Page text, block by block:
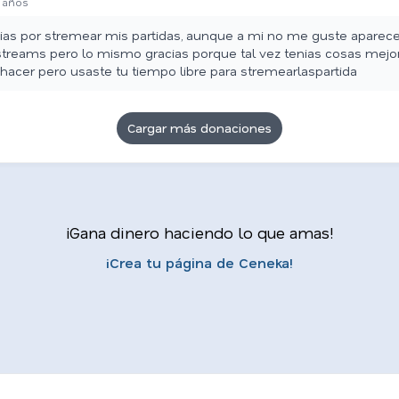
por stremear mis partidas, aunque a mi no me guste
pero lo mismo gracias porque tal vez tenias cosas
pero usaste tu tiempo libre para stremearlaspartida
Cargar más donaciones
¡Gana dinero haciendo lo que amas!
¡Crea tu página de Ceneka!